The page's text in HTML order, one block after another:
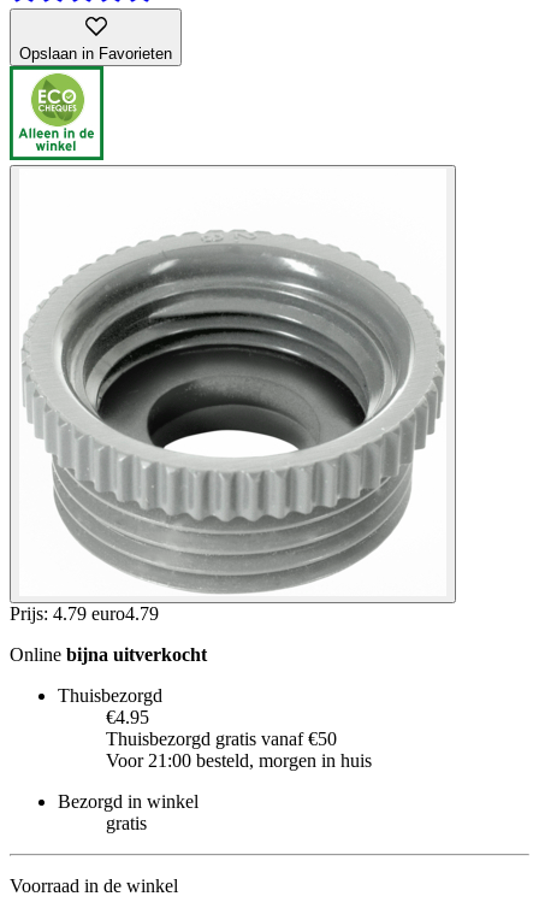
Opslaan in Favorieten
Prijs: 4.79 euro4.79
Online bijna uitverkocht
Thuisbezorgd
€4.95
Thuisbezorgd gratis vanaf €50
Voor 21:00 besteld, morgen in huis
Bezorgd in winkel
gratis
Voorraad in de winkel